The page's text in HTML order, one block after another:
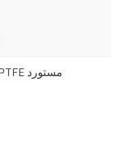
مادة التصفية: غشاء PTFE مستورد